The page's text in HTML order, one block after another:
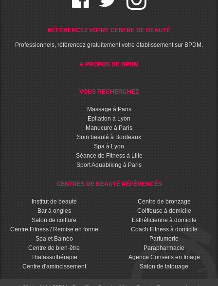
RÉFÉRENCEZ VOTRE CENTRE DE BEAUTÉ
Professionnels, référencez gratuitement votre établissement sur BPDM.
A PROPOS DE BPDM
VOUS RECHERCHEZ
Massage à Paris
Epilation à Lyon
Manucure à Paris
Soin beauté à Bordeaux
Spa à Lyon
Séance de Fitness à Lille
Sport Aquabiking à Paris
CENTRES DE BEAUTÉ RÉFÉRENCÉS
Institut de beauté
Bar à ongles
Salon de coiffure
Centre Fitness / Remise en forme
Spa et Balnéo
Centre de bien-être
Thalassothérapie
Centre d'amincissement
Centre de bronzage
Coiffeuse à domicile
Esthéticienne à domicile
Coach Fitness à domicile
Parfumerie
Parapharmacie
Agence Conseils en Image
Salon de tatouage